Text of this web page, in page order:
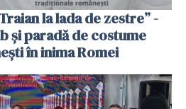
la lada de zestre” -
și paradă de costume
în inima Romei